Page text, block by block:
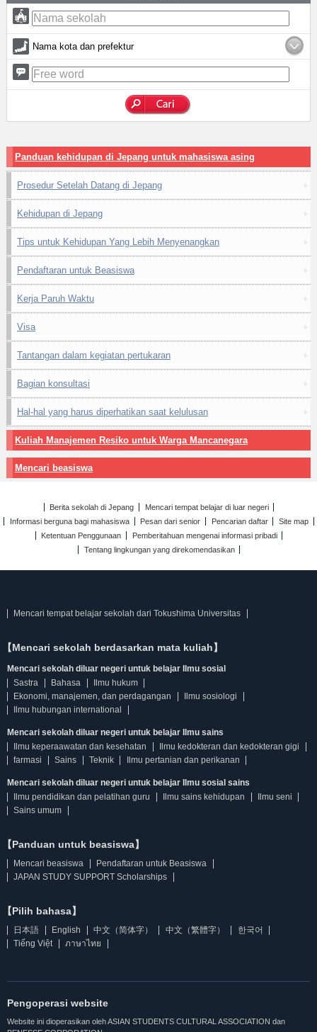
Nama kota dan prefektur
Panduan kehidupan di Jepang untuk mahasiswa asing
Prosedur Setelah Datang di Jepang
Kehidupan di Jepang
Tips untuk Kehidupan Yang Lebih Menyenangkan
Pendaftaran untuk Beasiswa
Kerja Paruh Waktu
Visa
Tantangan dalam kegiatan pertukaran
Bagian konsultasi
Hal-hal yang harus diperhatikan saat kelulusan
Kuliah Manajemen Resiko untuk Warga Mancanegara
Mencari beasiswa
Berita sekolah di Jepang
Mencari tempat belajar di luar negeri
Informasi berguna bagi mahasiswa
Pesan dari senior Pencarian daftar
Site map
Ketentuan Penggunaan
Pemberitahuan mengenai informasi pribadi
Tentang lingkungan yang direkomendasikan
Mencari tempat belajar sekolah dari Tokushima Universitas
【Mencari sekolah berdasarkan mata kuliah】
Mencari sekolah diluar negeri untuk belajar Ilmu sosial
Sastra
Bahasa
Ilmu hukum
Ekonomi, manajemen, dan perdagangan
Ilmu sosiologi
Ilmu hubungan international
Mencari sekolah diluar negeri untuk belajar Ilmu sains
Ilmu keperaawatan dan kesehatan
Ilmu kedokteran dan kedokteran gigi
farmasi
Sains Teknik Ilmu pertanian dan perikanan
Mencari sekolah diluar negeri untuk belajar Ilmu sosial sains
Ilmu pendidikan dan pelatihan guru
Ilmu sains kehidupan
Ilmu seni
Sains umum
【Panduan untuk beasiswa】
Mencari beasiswa
Pendaftaran untuk Beasiswa
JAPAN STUDY SUPPORT Scholarships
【Pilih bahasa】
日本語 English 中文（简体字） 中文（繁體字）
한국어
Tiếng Việt
ภาษาไทย
Pengoperasi website
Website ini dioperasikan oleh ASIAN STUDENTS CULTURAL ASSOCIATION dan